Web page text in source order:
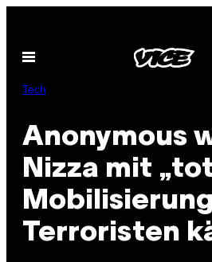
content
Open
Tech
Anonymous
Nizza mit
Terroristen